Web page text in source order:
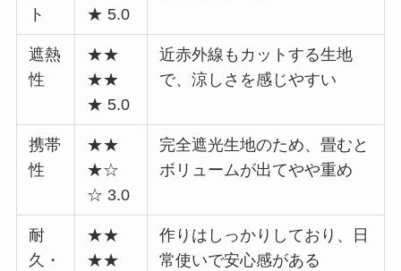
ト
★ 5.0
遮熱
性
★★
★★
★ 5.0
近赤外線もカットする生地
で、涼しさを感じやすい
携帯
性
★★
★☆
☆ 3.0
完全遮光生地のため、畳むと
ボリュームが出てやや重め
耐
久・
★★
★★
作りはしっかりしており、日
常使いで安心感がある